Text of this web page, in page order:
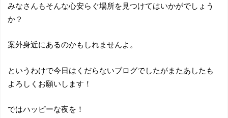
みなさんもそんな心安らぐ場所を見つけてはいかがでしょう
か？
案外身近にあるのかもしれませんよ。
というわけで今日はくだらないブログでしたがまたあしたも
よろしくお願いします！
ではハッピーな夜を！